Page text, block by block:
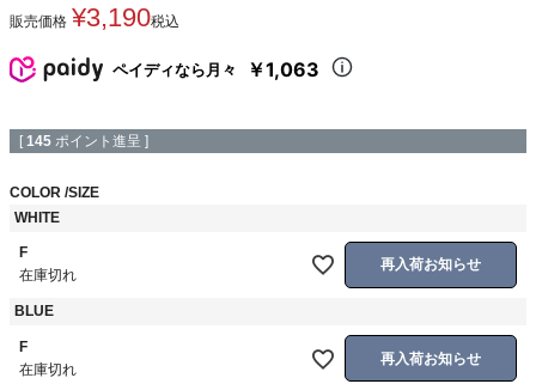
販売価格 ¥3,190税込
ペイディなら月々 ￥1,063
[ 145 ポイント進呈 ]
COLOR SIZE
WHITE
F
在庫切れ
再入荷お知らせ
BLUE
F
在庫切れ
再入荷お知らせ